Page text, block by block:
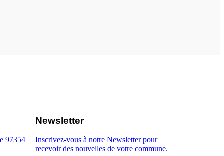
97354
Newsletter
Inscrivez-vous à notre Newsletter pour
recevoir des nouvelles de votre commune.